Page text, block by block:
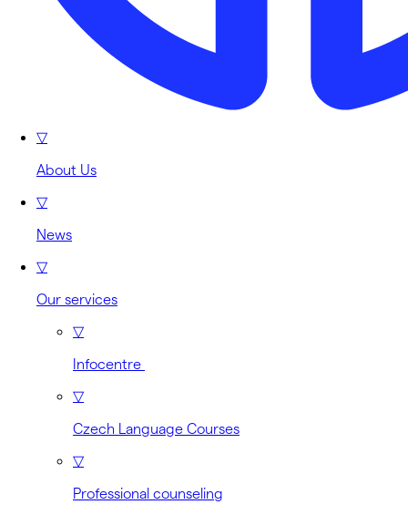
▽
About Us
▽
News
▽
Our services
▽
Infocentre
▽
Czech Language Courses
▽
Professional counseling